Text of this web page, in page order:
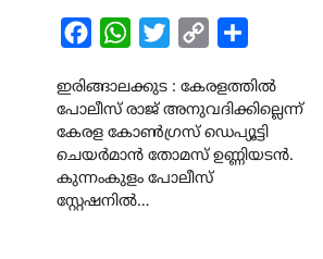
FacebookWhatsAppTwitterCopy
ഇരിങ്ങാലക്കുട : കേരളത്തിൽ
പോലീസ് രാജ് അനുവദിക്കില്ലെന്ന്
കേരള കോൺഗ്രസ് ഡെപ്യൂട്ടി
ചെയർമാൻ തോമസ് ഉണ്ണിയടൻ.
കുന്നംകുളം പോലീസ്
സ്റ്റേഷനിൽ…